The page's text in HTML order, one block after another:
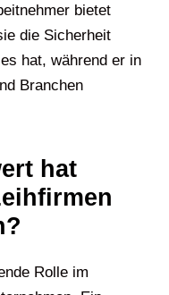
bietet
die Sicherheit
hat, während er in
Branchen
hat
Rolle im